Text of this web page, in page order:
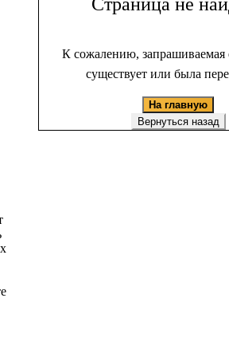
К сожалению, запрашиваемая
существует или была
На главную
Вернуться назад